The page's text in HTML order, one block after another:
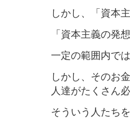
しかし、「資本
「資本主義の発
一定の範囲内で
しかし、そのお
人達がたくさん
そういう人たち